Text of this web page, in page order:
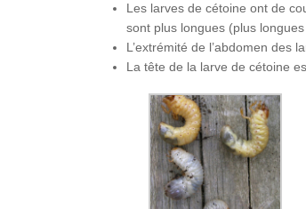
Les larves de cétoine ont de
sont plus longues (plus
L’extrémité de l’abdomen des
La tête de la larve de cétoine